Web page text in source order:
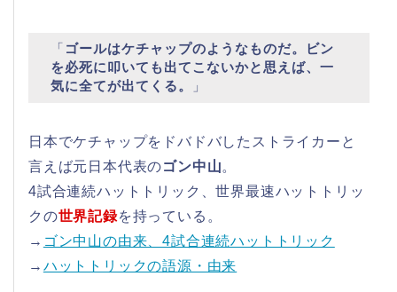
「 ゴールはケチャップのようなものだ。ビン
を必死に叩いても出てこないかと思えば、一
気に全てが出てくる。
」
日本でケチャップをドバドバしたストライカーと
言えば元日本代表のゴン中山。
4試合連続ハットトリック、世界最速ハットトリッ
クの世界記録を持っている。
→ ゴン中山の由来、4試合連続ハットトリック
→ ハットトリックの語源・由来